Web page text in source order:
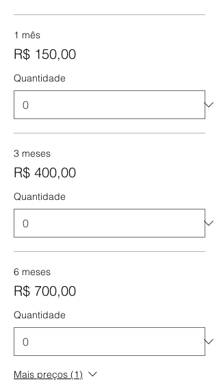
1 mês
R$ 150,00
Quantidade
3 meses
R$ 400,00
Quantidade
6 meses
R$ 700,00
Quantidade
Mais preços (1)